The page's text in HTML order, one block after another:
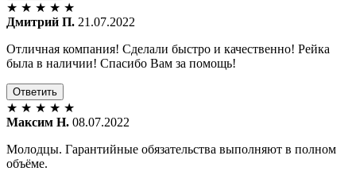
★ ★ ★ ★ ★
Дмитрий П. 21.07.2022
Отличная компания! Сделали быстро и качественно! Рейка
была в наличии! Спасибо Вам за помощь!
Ответить
★ ★ ★ ★ ★
Максим Н. 08.07.2022
Молодцы. Гарантийные обязательства выполняют в полном
объёме.